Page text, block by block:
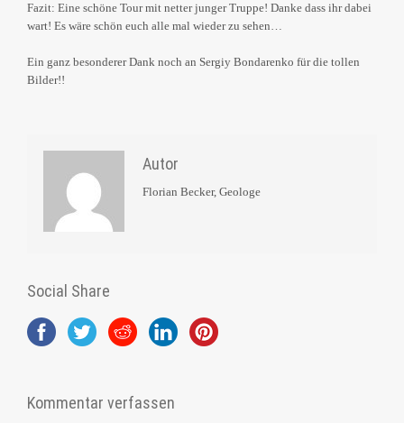
Fazit: Eine schöne Tour mit netter junger Truppe! Danke dass ihr dabei
wart! Es wäre schön euch alle mal wieder zu sehen…
Ein ganz besonderer Dank noch an Sergiy Bondarenko für die tollen
Bilder!!
Autor
Florian Becker, Geologe
Social Share
Kommentar verfassen